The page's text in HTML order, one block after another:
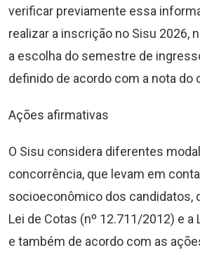
verificar previamente essa
realizar a inscrição no Sisu 2026,
a escolha do semestre de
definido de acordo com a nota do
Ações afirmativas
O Sisu considera diferentes
concorrência, que levam em
socioeconômico dos candidatos,
Lei de Cotas (nº 12.711/2012) e a
e também de acordo com as